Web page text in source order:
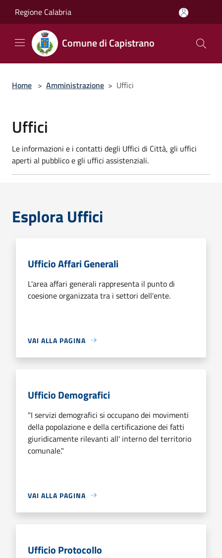
Regione Calabria
Comune di Capistrano
Home > Amministrazione > Uffici
Uffici
Le informazioni e i contatti degli Uffici di Città, gli uffici
aperti al pubblico e gli uffici assistenziali.
Esplora Uffici
Ufficio Affari Generali
L'area affari generali rappresenta il punto di
coesione organizzata tra i settori dell'ente.
VAI ALLA PAGINA
Ufficio Demografici
"I servizi demografici si occupano dei movimenti
della popolazione e della certificazione dei fatti
giuridicamente rilevanti all' interno del territorio
comunale."
VAI ALLA PAGINA
Ufficio Protocollo